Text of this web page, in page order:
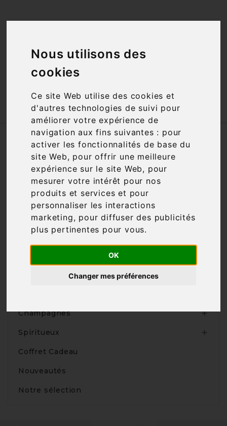
Nous utilisons des
cookies
Ce site Web utilise des cookies et
d'autres technologies de suivi pour
améliorer votre expérience de
navigation aux fins suivantes : pour
activer les fonctionnalités de base du
site Web, pour offrir une meilleure
expérience sur le site Web, pour
mesurer votre intérêt pour nos
produits et services et pour
personnaliser les interactions
marketing, pour diffuser des publicités
plus pertinentes pour vous.
OK
Changer mes préférences
id="open_preferences_center">Préfèrences
Accueil Vins Cépage Terret Bourret
Nous nous excusons pour la gêne
occasionnée
Recherchez à nouveau ce que vous cherchez

Produits
Champagnes 
Spiritueux 
Coffret Cadeau
Nouveautés
Notre sélection